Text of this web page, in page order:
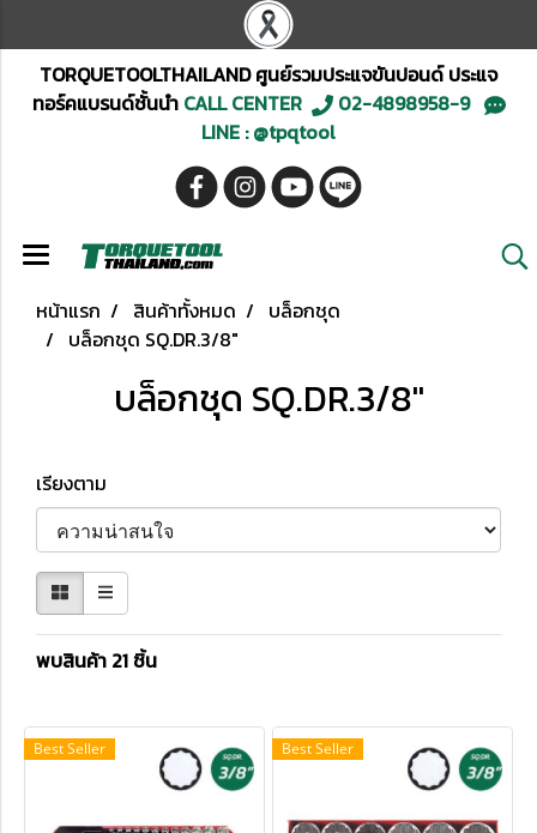
TORQUETOOLTHAILAND ศูนย์รวมประแจขันปอนด์ ประแจ
ทอร์คแบรนด์ชั้นนำCALL CENTER
02-4898958-9
LINE : @tpqtool
หน้าแรก สินค้าทั้งหมด
บล็อกชุด
บล็อกชุด SQ.DR.3/8"
บล็อกชุด SQ.DR.3/8"
เรียงตาม
พบสินค้า 21 ชิ้น
Best Seller Best Seller